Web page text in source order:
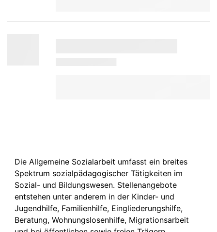
Die Allgemeine Sozialarbeit umfasst ein breites
Spektrum sozialpädagogischer Tätigkeiten im
Sozial- und Bildungswesen. Stellenangebote
entstehen unter anderem in der Kinder- und
Jugendhilfe, Familienhilfe, Eingliederungshilfe,
Beratung, Wohnungslosenhilfe, Migrationsarbeit